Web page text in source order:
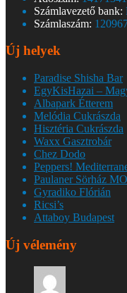
Számlavezető bank:
Számlaszám:
Új helyek
Paradise Shisha Bar
EgyKisHazai –
Albapark Étterem
Melódia Cukrászda
Hisztéria Cukrászda
Waxx Gasztrobár
Chez Dodo
Peppers!
Paulaner Sörház
Gyradiko Flórián
Ricsi’s
Attaboy Budapest
Új vélemény